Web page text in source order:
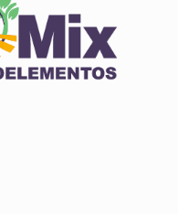
Lorem ipsum dolor